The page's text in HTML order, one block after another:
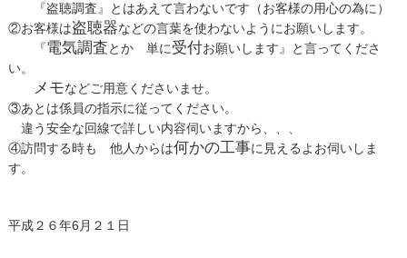
『盗聴調査』とはあえて言わないです（お客様の用心の為に）
②お客様は盗聴器などの言葉を使わないようにお願いします。
『電気調査とか 単に受付お願いします』と言ってくださ
い。
メモなどご用意くださいませ。
③あとは係員の指示に従ってください。
違う安全な回線で詳しい内容伺いますから、、、
④訪問する時も 他人からは何かの工事に見えるよお伺いしま
す。
平成２６年6月２１日